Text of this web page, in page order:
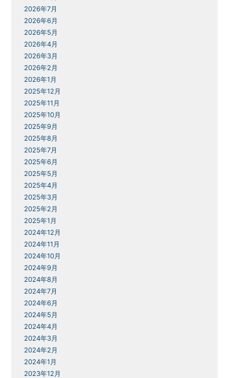
2026年7月
2026年6月
2026年5月
2026年4月
2026年3月
2026年2月
2026年1月
2025年12月
2025年11月
2025年10月
2025年9月
2025年8月
2025年7月
2025年6月
2025年5月
2025年4月
2025年3月
2025年2月
2025年1月
2024年12月
2024年11月
2024年10月
2024年9月
2024年8月
2024年7月
2024年6月
2024年5月
2024年4月
2024年3月
2024年2月
2024年1月
2023年12月